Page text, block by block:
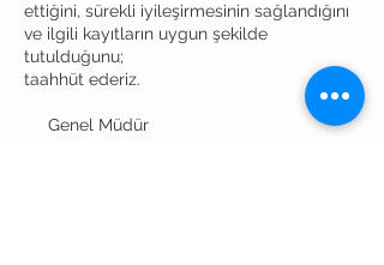
ettiğini, sürekli iyileşirmesinin sağlandığını
ve ilgili kayıtların uygun şekilde
tutulduğunu;
taahhüt ederiz.
Genel Müdür